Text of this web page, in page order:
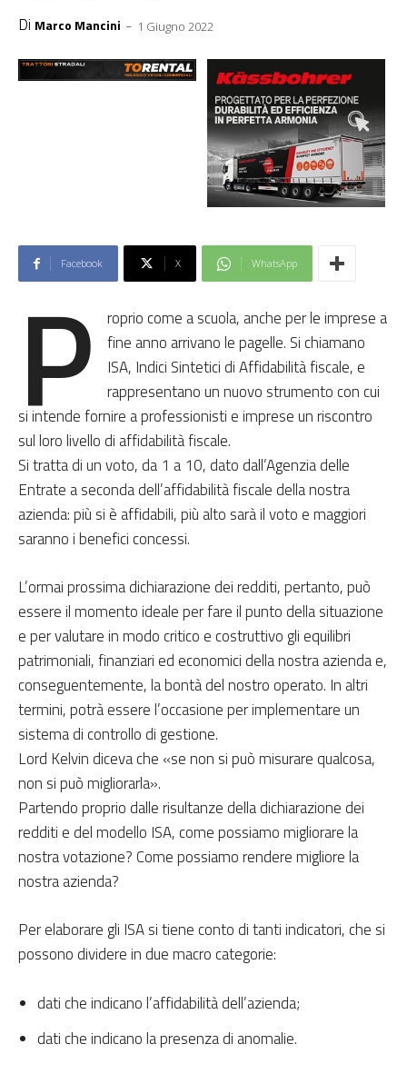
Di Marco Mancini - 1 Giugno 2022
Facebook X WhatsApp
P roprio come a scuola, anche per le imprese a
fine anno arrivano le pagelle. Si chiamano
ISA, Indici Sintetici di Affidabilità fiscale, e
rappresentano un nuovo strumento con cui
si intende fornire a professionisti e imprese un riscontro
sul loro livello di affidabilità fiscale.
Si tratta di un voto, da 1 a 10, dato dall’Agenzia delle
Entrate a seconda dell’affidabilità fiscale della nostra
azienda: più si è affidabili, più alto sarà il voto e maggiori
saranno i benefici concessi.
L’ormai prossima dichiarazione dei redditi, pertanto, può
essere il momento ideale per fare il punto della situazione
e per valutare in modo critico e costruttivo gli equilibri
patrimoniali, finanziari ed economici della nostra azienda e,
conseguentemente, la bontà del nostro operato. In altri
termini, potrà essere l’occasione per implementare un
sistema di controllo di gestione.
Lord Kelvin diceva che «se non si può misurare qualcosa,
non si può migliorarla».
Partendo proprio dalle risultanze della dichiarazione dei
redditi e del modello ISA, come possiamo migliorare la
nostra votazione? Come possiamo rendere migliore la
nostra azienda?
Per elaborare gli ISA si tiene conto di tanti indicatori, che si
possono dividere in due macro categorie:
dati che indicano l’affidabilità dell’azienda;
dati che indicano la presenza di anomalie.